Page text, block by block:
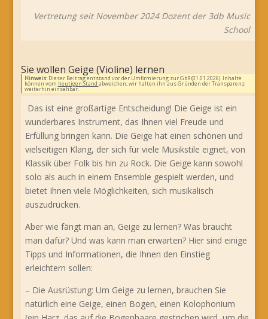
Vertretung seit November 2024 Dozent der 3db Music
School
Sie wollen Geige (Violine) lernen
Hinweis:Dieser Beitrag entstand vor der Umfirmierung zur GbR (01.01.2026). Inhalte
können vom heutigen Stand abweichen; wir halten ihn aus Gründen der Transparenz
weiterhin einsehbar.
Das ist eine großartige Entscheidung! Die Geige ist ein
wunderbares Instrument, das Ihnen viel Freude und
Erfüllung bringen kann. Die Geige hat einen schönen und
vielseitigen Klang, der sich für viele Musikstile eignet, von
Klassik über Folk bis hin zu Rock. Die Geige kann sowohl
solo als auch in einem Ensemble gespielt werden, und
bietet Ihnen viele Möglichkeiten, sich musikalisch
auszudrücken.
Aber wie fängt man an, Geige zu lernen? Was braucht
man dafür? Und was kann man erwarten? Hier sind einige
Tipps und Informationen, die Ihnen den Einstieg
erleichtern sollen:
– Die Ausrüstung: Um Geige zu lernen, brauchen Sie
natürlich eine Geige, einen Bogen, einen Kolophonium